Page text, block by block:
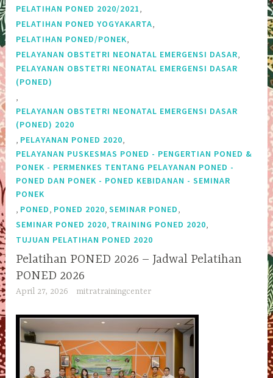
PELATIHAN PONED 2020/2021,
PELATIHAN PONED YOGYAKARTA,
PELATIHAN PONED/PONEK,
PELAYANAN OBSTETRI NEONATAL EMERGENSI DASAR,
PELAYANAN OBSTETRI NEONATAL EMERGENSI DASAR
(PONED)
,
PELAYANAN OBSTETRI NEONATAL EMERGENSI DASAR
(PONED) 2020
, PELAYANAN PONED 2020,
PELAYANAN PUSKESMAS PONED - PENGERTIAN PONED &
PONEK - PERMENKES TENTANG PELAYANAN PONED -
PONED DAN PONEK - PONED KEBIDANAN - SEMINAR
PONEK
, PONED, PONED 2020,SEMINAR PONED,
SEMINAR PONED 2020, TRAINING PONED 2020,
TUJUAN PELATIHAN PONED 2020
Pelatihan PONED 2026 – Jadwal Pelatihan
PONED 2026
April 27, 2026 mitratrainingcenter